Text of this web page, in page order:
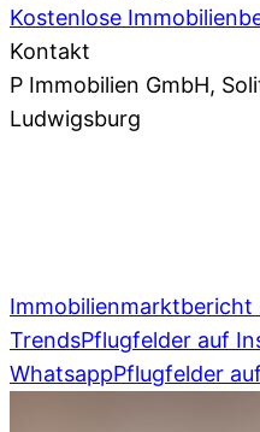
Kostenlose
Kontakt
P Immobilien GmbH,
Ludwigsburg
Immobilienmarktbericht
TrendsPflugfelder auf
WhatsappPflugfelder